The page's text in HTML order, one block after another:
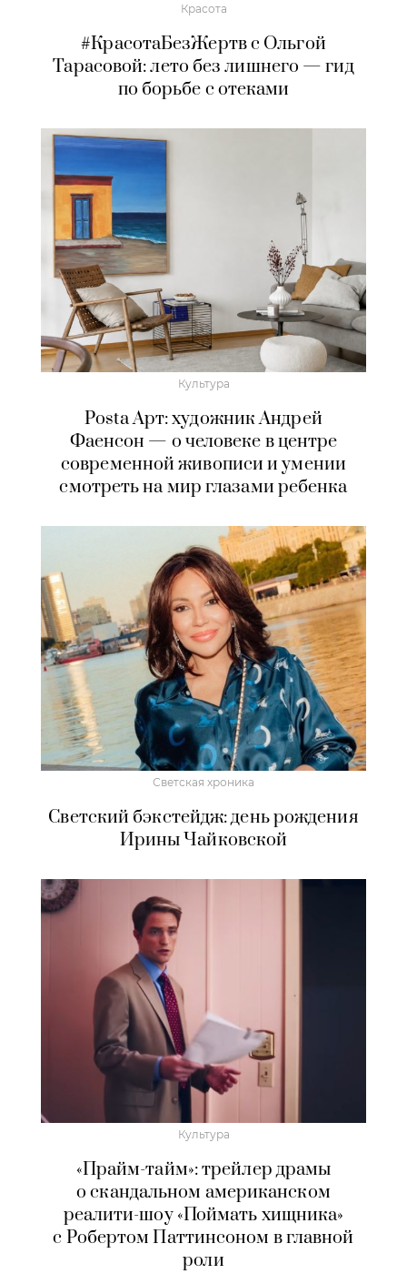
Красота
#КрасотаБезЖертв с Ольгой
Тарасовой: лето без лишнего — гид
по борьбе с отеками
Культура
Posta Арт: художник Андрей
Фаенсон — о человеке в центре
современной живописи и умении
смотреть на мир глазами ребенка
Светская хроника
Светский бэкстейдж: день рождения
Ирины Чайковской
Культура
«Прайм-тайм»: трейлер драмы
о скандальном американском
реалити-шоу «Поймать хищника»
с Робертом Паттинсоном в главной
роли